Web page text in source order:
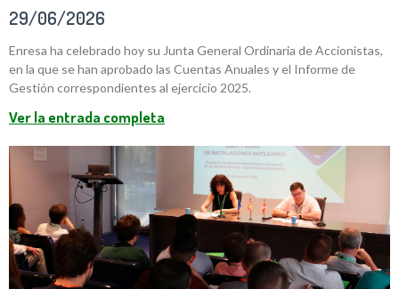
29/06/2026
Enresa ha celebrado hoy su Junta General Ordinaria de Accionistas,
en la que se han aprobado las Cuentas Anuales y el Informe de
Gestión correspondientes al ejercicio 2025.
Ver la entrada completa